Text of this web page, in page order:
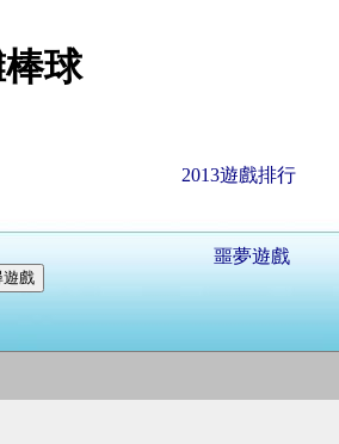
球
2013遊戲排行
噩夢遊戲